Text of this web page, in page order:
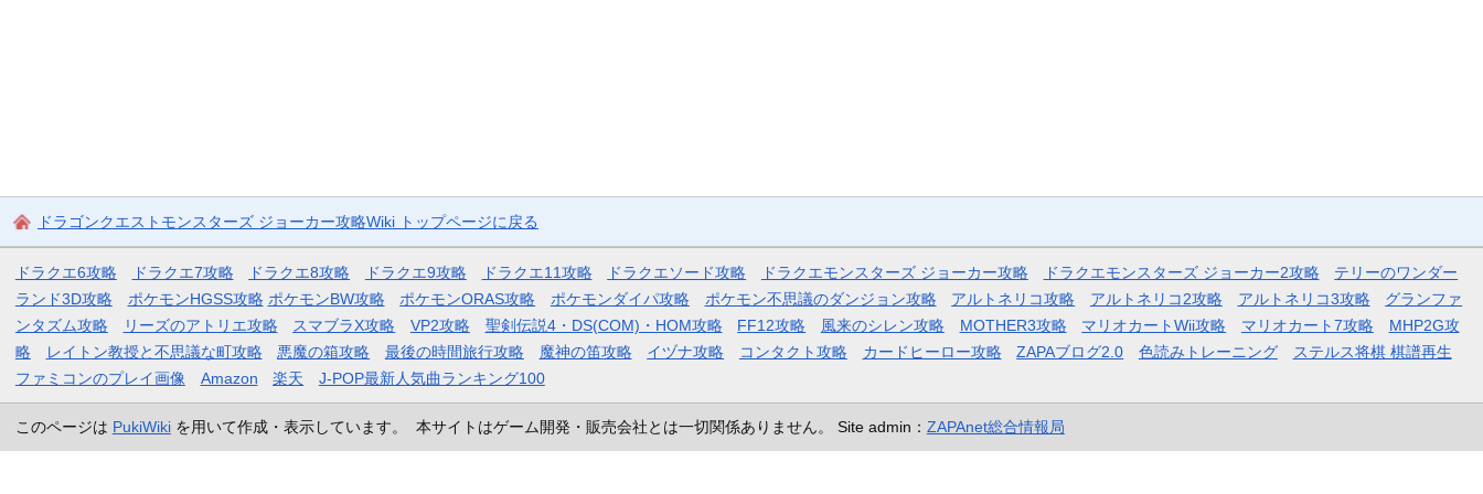
ドラゴンクエストモンスターズ ジョーカー攻略Wiki トップページに戻る
ドラクエ6攻略 ドラクエ7攻略 ドラクエ8攻略 ドラクエ9攻略 ドラクエ11攻略 ドラクエソード攻略 ドラクエモンスターズ ジョーカー攻略 ドラクエモンスターズ ジョーカー2攻略
テリーのワンダー
ランド3D攻略
ポケモンHGSS攻略 ポケモンBW攻略 ポケモンORAS攻略 ポケモンダイパ攻略 ポケモン不思議のダンジョン攻略 アルトネリコ攻略 アルトネリコ2攻略 アルトネリコ3攻略
グランファ
ンタズム攻略
リーズのアトリエ攻略 スマブラX攻略 VP2攻略 聖剣伝説4・DS(COM)・HOM攻略 FF12攻略 風来のシレン攻略 MOTHER3攻略 マリオカートWii攻略 マリオカート7攻略
MHP2G攻
略
レイトン教授と不思議な町攻略 悪魔の箱攻略 最後の時間旅行攻略 魔神の笛攻略 イヅナ攻略 コンタクト攻略 カードヒーロー攻略 ZAPAブログ2.0 色読みトレーニング
ステルス将棋 棋譜再生
ファミコンのプレイ画像
Amazon 楽天 J-POP最新人気曲ランキング100
このページは PukiWikiを用いて作成・表示しています。 本サイトはゲーム開発・販売会社とは一切関係ありません。 Site admin： ZAPAnet総合情報局